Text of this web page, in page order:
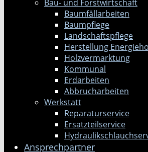
Bau- und Forstwirtschaft
Baumfällarbeiten
Baumpflege
Landschaftspflege
Herstellung
Holzvermarktung
Kommunal
Erdarbeiten
Abbrucharbeiten
Werkstatt
Reparaturservice
Ersatzteilservice
Ansprechpartner